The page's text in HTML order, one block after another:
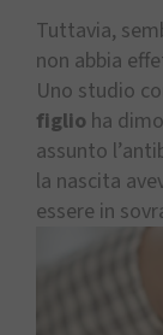
Tuttavia,
non abbia
Uno studio
figlio ha
assunto
la nascita
essere in